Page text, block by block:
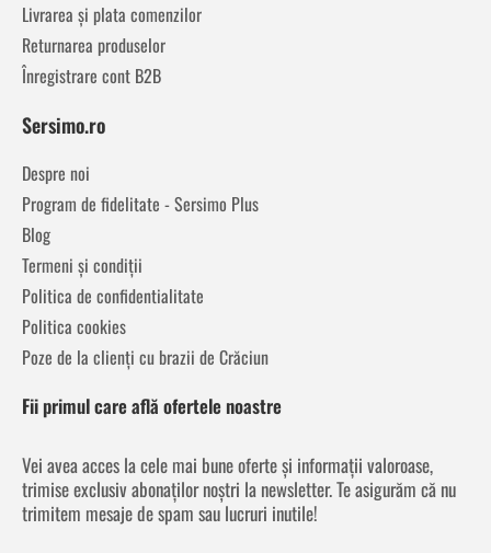
Livrarea și plata comenzilor
Returnarea produselor
Înregistrare cont B2B
Sersimo.ro
Despre noi
Program de fidelitate - Sersimo Plus
Blog
Termeni și condiții
Politica de confidentialitate
Politica cookies
Poze de la clienți cu brazii de Crăciun
Fii primul care află ofertele noastre
Vei avea acces la cele mai bune oferte și informații valoroase,
trimise exclusiv abonaților noștri la newsletter. Te asigurăm că nu
trimitem mesaje de spam sau lucruri inutile!